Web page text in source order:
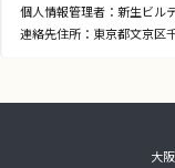
個人情報管理者：新生ビ
連絡先住所：東京都文京
各種教室指導等の提供
スクール運営管理にお
大